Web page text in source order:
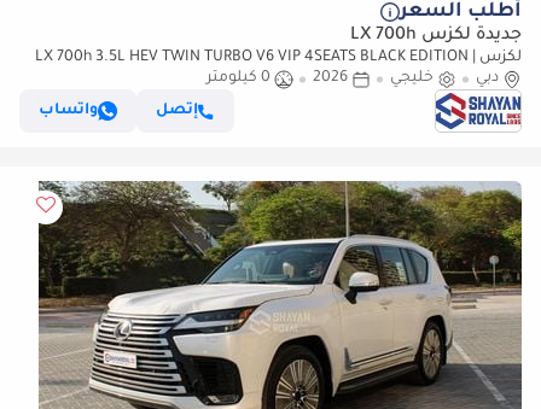
أطلب السعر
جديدة لكزس LX 700h
لكزس LX 700h 3.5L HEV TWIN TURBO V6 VIP 4SEATS BLACK EDITION |
AUTO PARKING | AT 4WD 2026MY
دبي خليجي 2026
0 كيلومتر
إتصل
واتساب